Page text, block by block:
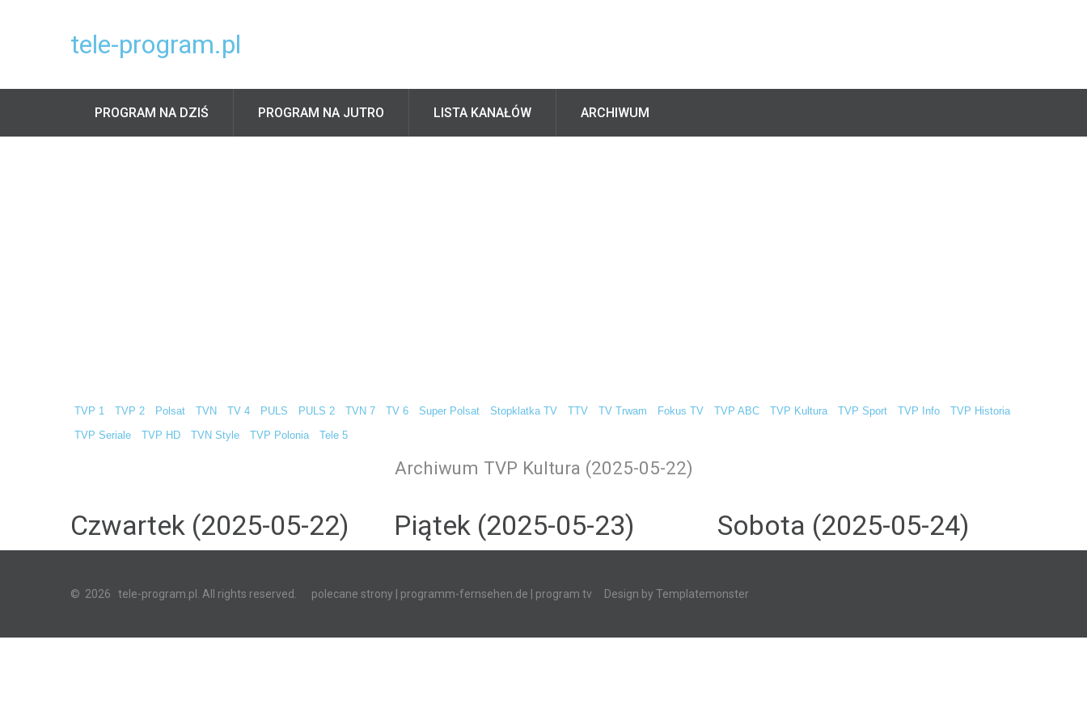
tele-program.pl
PROGRAM NA DZIŚ PROGRAM NA JUTRO LISTA KANAŁÓW ARCHIWUM
TVP 1 TVP 2 Polsat TVN TV 4 PULS PULS 2 TVN 7 TV 6 Super Polsat Stopklatka TV TTV TV Trwam Fokus TV TVP ABC TVP Kultura TVP Sport TVP Info TVP Historia
TVP Seriale TVP HD TVN Style TVP Polonia Tele 5
Archiwum TVP Kultura (2025-05-22)
Czwartek (2025-05-22) Piątek (2025-05-23) Sobota (2025-05-24)
© 2026 tele-program.pl. All rights reserved. polecane strony programm-fernsehen.de | program tv Design by Templatemonster